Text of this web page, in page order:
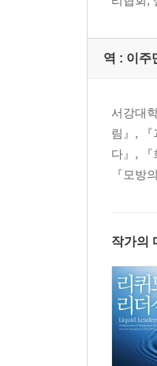
역 : 이주
서강대
림』, 『
다』, 『
『모방
작가의